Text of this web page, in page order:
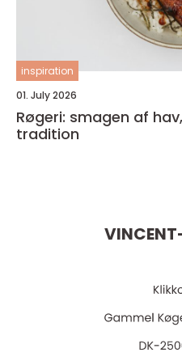
inspiration
01. July 2026
Røgeri: smagen af
tradition